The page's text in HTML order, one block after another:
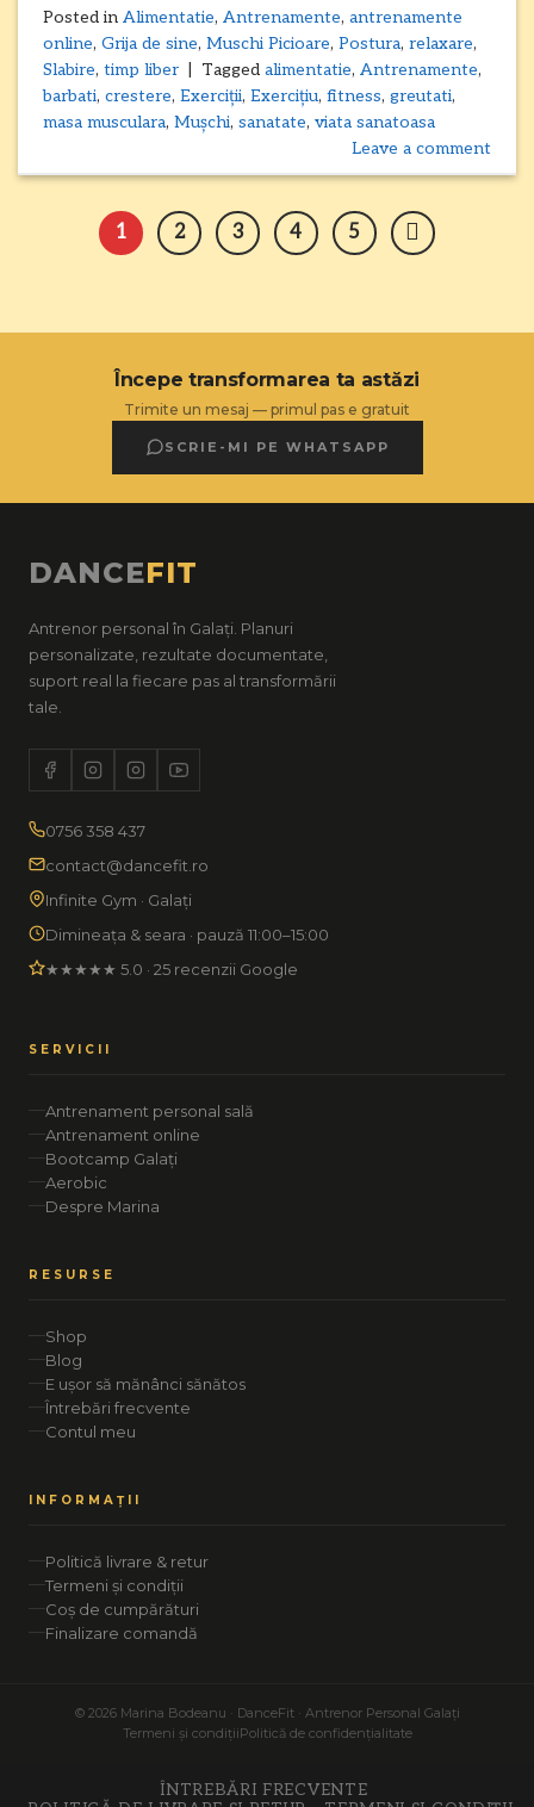
Posted inAlimentatie,Antrenamente,antrenamente
online,Grija de sine,Muschi Picioare,Postura,relaxare,
Slabire,timp liber Taggedalimentatie,Antrenamente,
barbati,crestere,Exerciții,Exercițiu,fitness,greutati,
masa musculara,Mușchi,sanatate,viata sanatoasa
Leave a comment
1 2 3 4 5
Începe transformarea ta astăzi
Trimite un mesaj — primul pas e gratuit
SCRIE-MI PE WHATSAPP
DANCEFIT
Antrenor personal în Galați. Planuri
personalizate, rezultate documentate,
suport real la fiecare pas al transformării
tale.
0756 358 437
contact@dancefit.ro
Infinite Gym · Galați
Dimineața & seara · pauză 11:00–15:00
★★★★★ 5.0 · 25 recenzii Google
SERVICII
Antrenament personal sală
Antrenament online
Bootcamp Galați
Aerobic
Despre Marina
RESURSE
Shop
Blog
E ușor să mănânci sănătos
Întrebări frecvente
Contul meu
INFORMAȚII
Politică livrare & retur
Termeni și condiții
Coș de cumpărături
Finalizare comandă
© 2026 Marina Bodeanu · DanceFit · Antrenor Personal Galați
Termeni și condițiiPolitică de confidențialitate
ÎNTREBĂRI FRECVENTE